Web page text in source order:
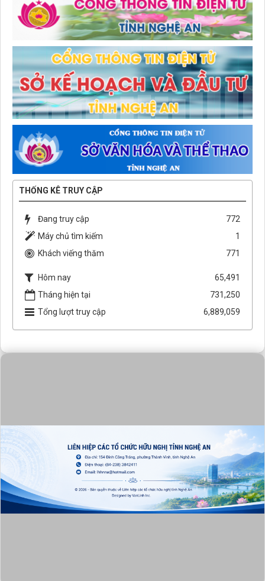
THỐNG KÊ TRUY CẬP
Đang truy cập
772
Máy chủ tìm kiếm
1
Khách viếng thăm
771
Hôm nay
65,491
Tháng hiện tại
731,250
Tổng lượt truy cập
6,889,059